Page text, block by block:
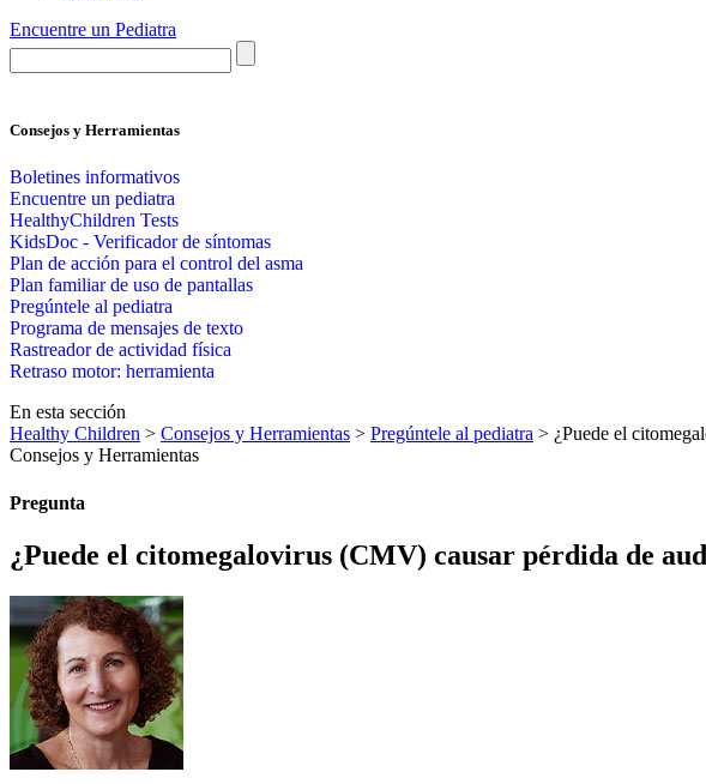
Encuentre un Pediatra
Consejos y Herramientas
Boletines informativos
Encuentre un pediatra
HealthyChildren Tests
KidsDoc - Verificador de síntomas
Plan de acción para el control del asma
Plan familiar de uso de pantallas
Pregúntele al pediatra
Programa de mensajes de texto
Rastre​​ador de activida​d física
Retraso motor: herramienta
En esta sección
Healthy Children > Consejos y Herramientas > Pregúntele al pediatra > ¿Puede el
Consejos y Herramientas
Pregunta
¿Puede el citomegalovirus (CMV) causar pérdida de